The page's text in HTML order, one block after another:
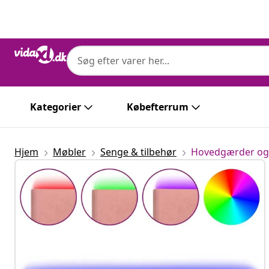
Kategorier Købefterrum
Hjem Møbler Senge & tilbehør Hovedgærder